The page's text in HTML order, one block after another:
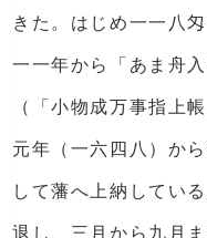
きた。はじめ一一八
一一年から「あま舟
（「小物成万事指上
元年（一六四八）か
して藩へ上納してい
退し、三月から九月